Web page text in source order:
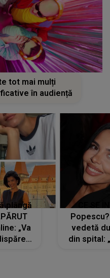
tot mai mulți
în audiență
plângă
„Va
vedetă
din spital: